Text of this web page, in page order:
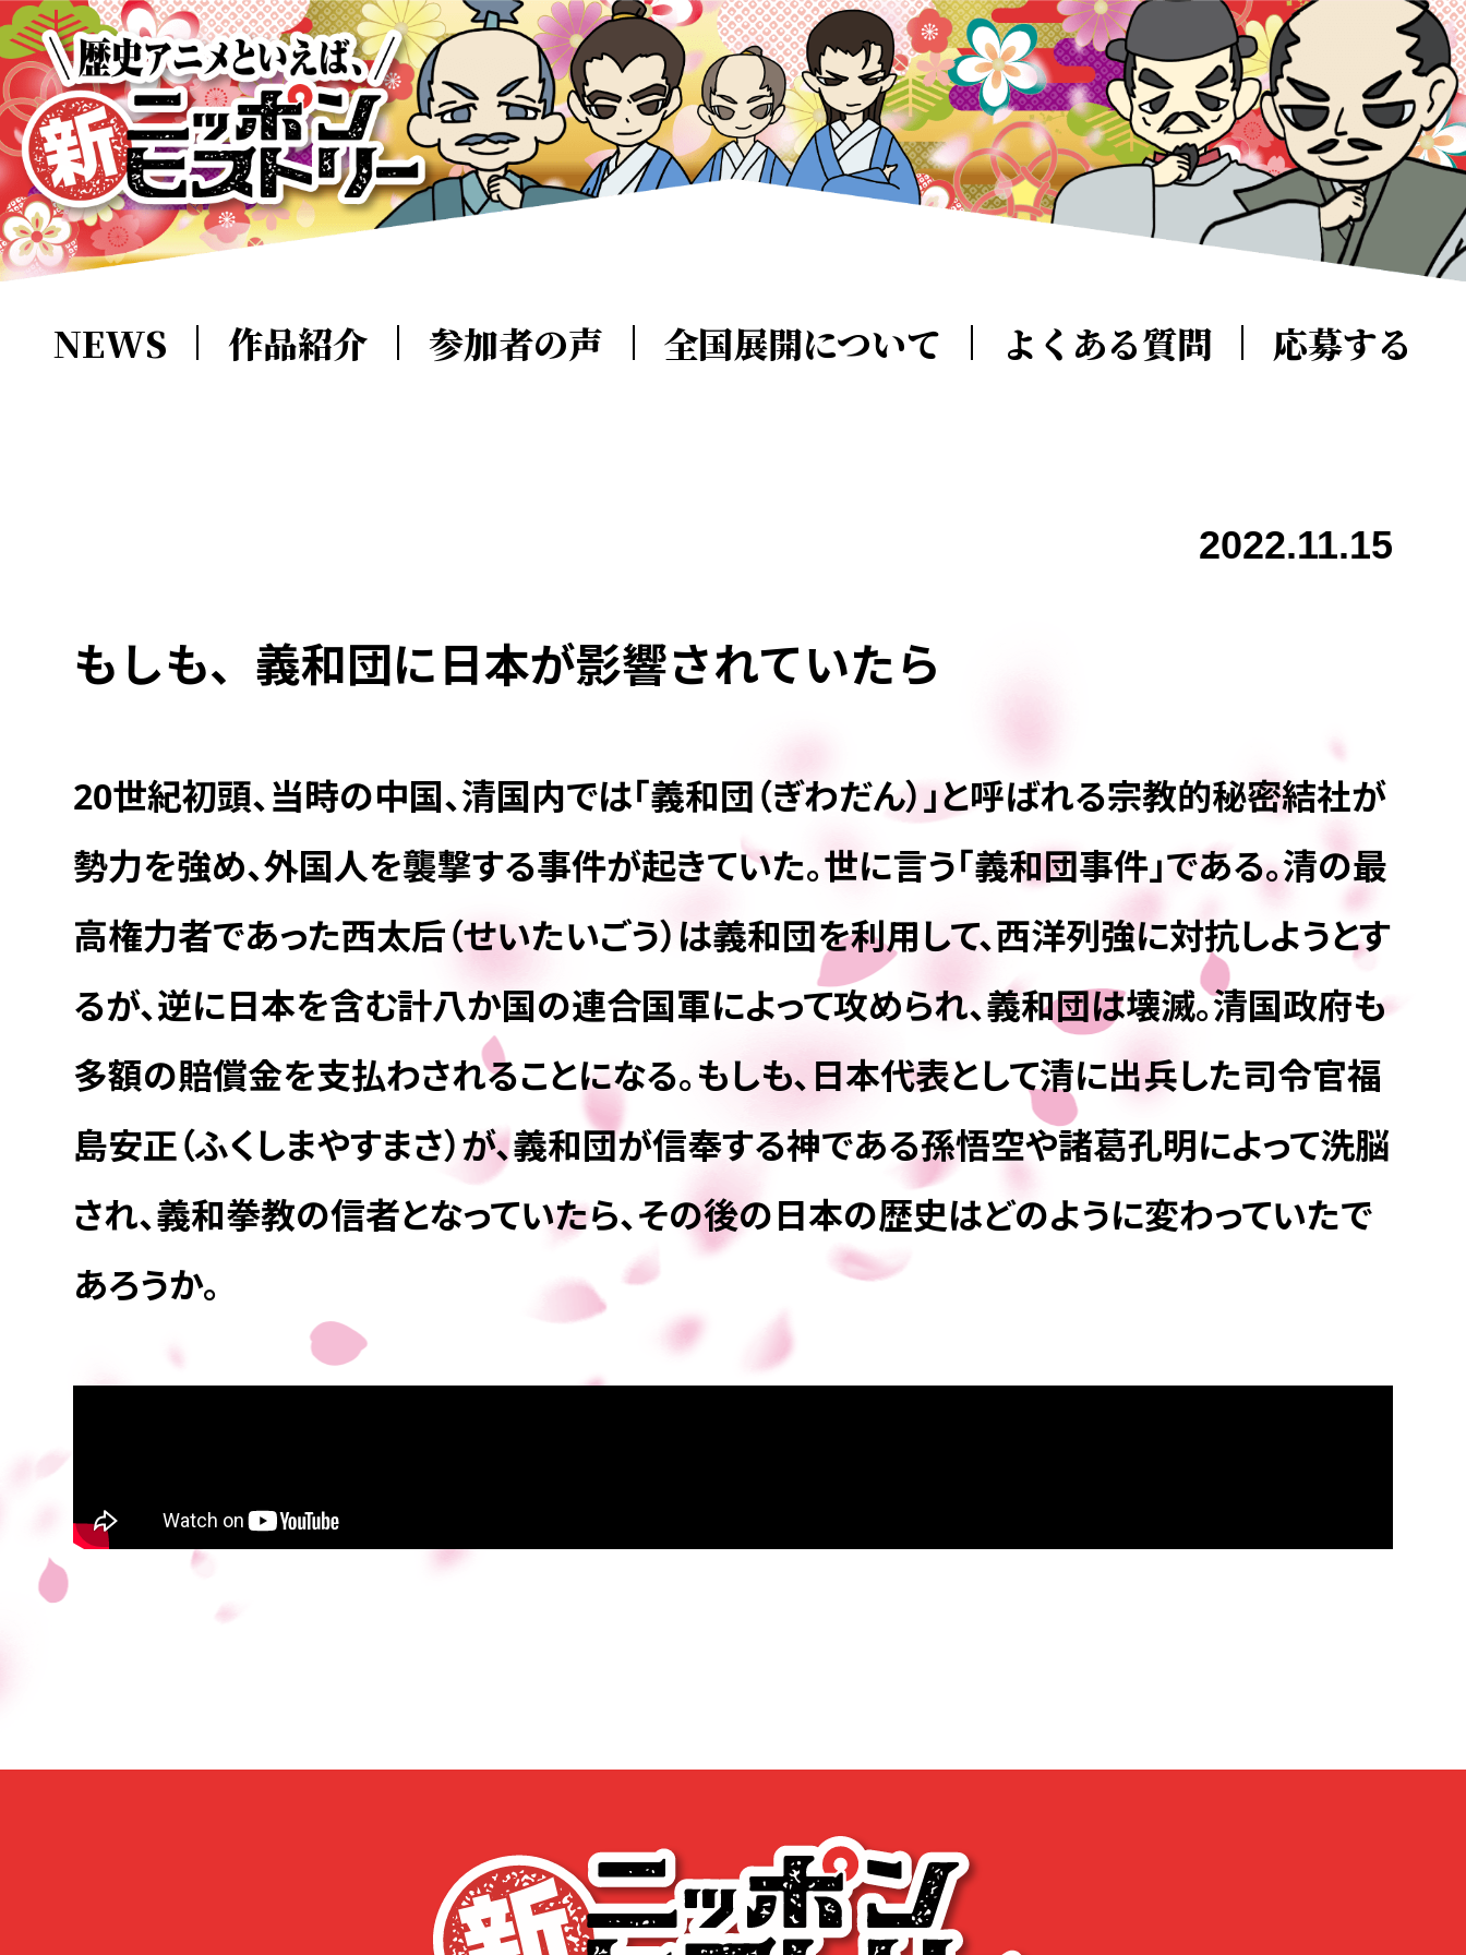
NEWS 作品紹介 参加者の声 全国展開について よくある質問 応募する
2022.11.15
もしも、義和団に日本が影響されていたら
20世紀初頭、当時の中国、清国内では「義和団（ぎわだん）」と呼ばれる宗教的秘密結社が
勢力を強め、外国人を襲撃する事件が起きていた。世に言う「義和団事件」である。清の最
高権力者であった西太后（せいたいごう）は義和団を利用して、西洋列強に対抗しようとす
るが、逆に日本を含む計八か国の連合国軍によって攻められ、義和団は壊滅。清国政府も
多額の賠償金を支払わされることになる。もしも、日本代表として清に出兵した司令官福
島安正（ふくしまやすまさ）が、義和団が信奉する神である孫悟空や諸葛孔明によって洗脳
され、義和拳教の信者となっていたら、その後の日本の歴史はどのように変わっていたで
あろうか。